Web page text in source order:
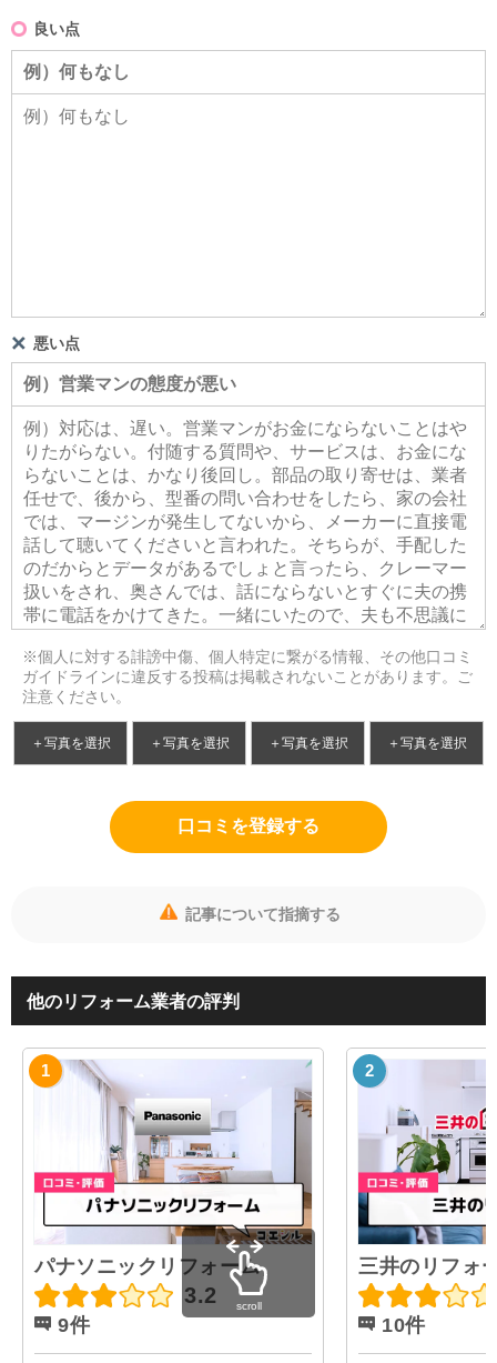
良い点
悪い点
※個人に対する誹謗中傷、個人特定に繋がる情報、その他口コミ
ガイドラインに違反する投稿は掲載されないことがあります。ご
注意ください。
＋写真を選択 ＋写真を選択 ＋写真を選択 ＋写真を選択
口コミを登録する
記事について指摘する
他のリフォーム業者の評判
パナソニックリフォーム
3.2
9件
三井のリフォ
10件
scroll